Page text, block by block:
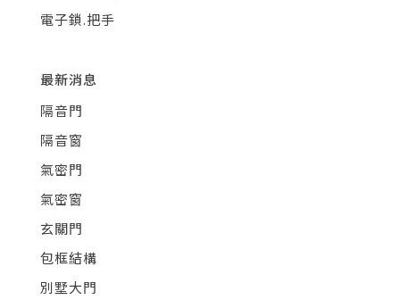
電子鎖.把手
最新消息
隔音門
隔音窗
氣密門
氣密窗
玄關門
包框結構
別墅大門